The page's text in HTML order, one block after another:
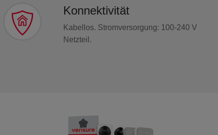
Konnektivität
Kabellos. Stromversorgung: 100-240 V
Netzteil.​